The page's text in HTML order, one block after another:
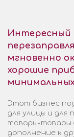
Интересный
мгновенно
хорошие
Этот бизнес
для улицы и
товары-товары
дополнение к